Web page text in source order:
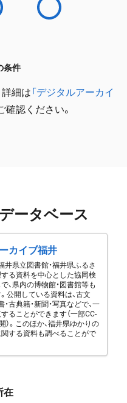
条件
細は 「デジタルアーカイ
確認ください。
ータベース
カイブ福井
井県立図書館・福井県ふるさ
る資料を中心とした協同検
、県内の博物館・図書館等も
公開している資料は、古文
古典籍・新聞・写真などで、一
ることができます（一部CC-
）。このほか、福井県ゆかりの
する資料も調べることがで
在